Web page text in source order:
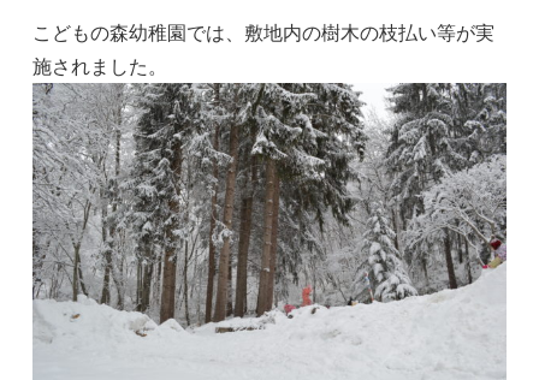
こどもの森幼稚園では、敷地内の樹木の枝払い等が実
施されました。